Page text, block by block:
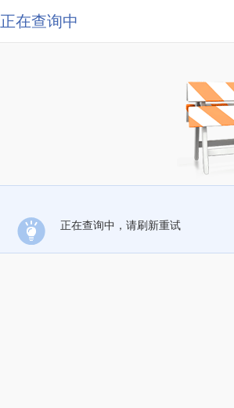
正在查询中
正在查询中，请刷新重试